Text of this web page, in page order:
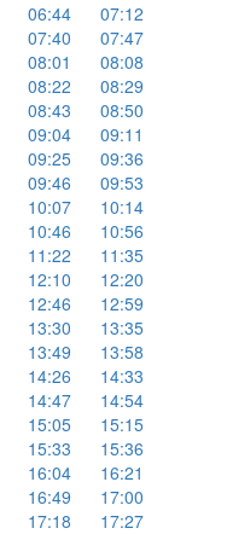
06:44
07:12
07:40
07:47
08:01
08:08
08:22
08:29
08:43
08:50
09:04
09:11
09:25
09:36
09:46
09:53
10:07
10:14
10:46
10:56
11:22
11:35
12:10
12:20
12:46
12:59
13:30
13:35
13:49
13:58
14:26
14:33
14:47
14:54
15:05
15:15
15:33
15:36
16:04
16:21
16:49
17:00
17:18
17:27